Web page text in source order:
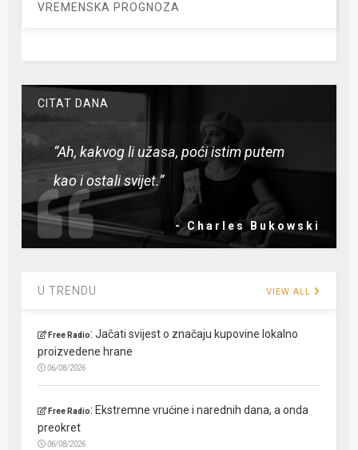
VREMENSKA PROGNOZA
CITAT DANA
“Ah, kakvog li užasa, poći istim putem
kao i ostali svijet.”
- Charles Bukowski
U TRENDU VIEW ALL
Free Radio:Jačati svijest o značaju kupovine lokalno
proizvedene hrane
06/08/2026
Free Radio: Ekstremne vrućine i narednih dana, a onda
preokret
06/08/2026